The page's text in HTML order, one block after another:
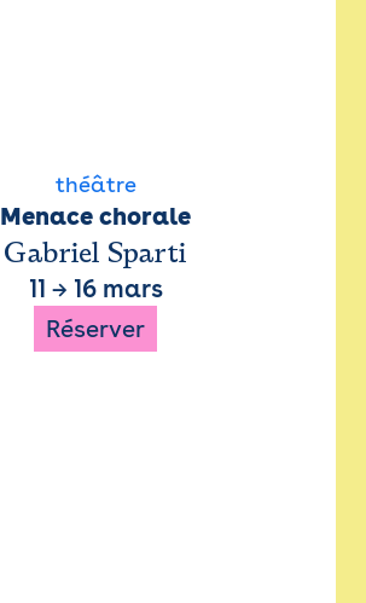
théâtre
Menace chorale
Gabriel Sparti
11 → 16 mars
Réserver